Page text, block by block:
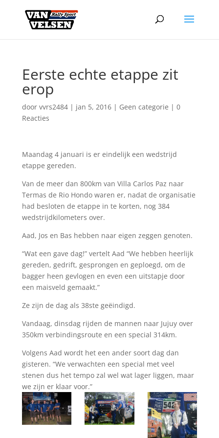
Eerste echte etappe zit
erop
door vvrs2484| jan 5, 2016| Geen categorie | 0
Reacties
Maandag 4 januari is er eindelijk een wedstrijd
etappe gereden.
Van de meer dan 800km van Villa Carlos Paz naar
Termas de Rio Hondo waren er, nadat de organisatie
had besloten de etappe in te korten, nog 384
wedstrijdkilometers over.
Aad, Jos en Bas hebben naar eigen zeggen genoten.
“Wat een gave dag!” vertelt Aad “We hebben heerlijk
gereden, gedrift, gesprongen en geploegd, om de
bagger heen gevlogen en even een uitstapje door
een maisveld gemaakt.”
Ze zijn de dag als 38ste geëindigd.
Vandaag, dinsdag rijden de mannen naar Jujuy over
350km verbindingsroute en een special 314km.
Volgens Aad wordt het een ander soort dag dan
gisteren. “We verwachten een special met veel
stenen dus het tempo zal wel wat lager liggen, maar
we zijn er klaar voor.”